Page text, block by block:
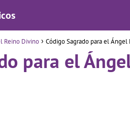
Reino Divino Código Sagrado para el Ángel
para el